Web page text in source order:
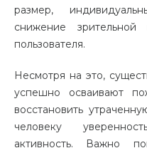
размер,
снижение зрительной
пользователя.
Несмотря на это,
успешно осваивают
восстановить
человеку
активность. Важно